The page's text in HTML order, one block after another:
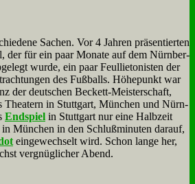
Sa­chen. Vor 4 Jah­ren prä­sen­tier­ten
der für ein paar Mo­na­te auf dem Nürn­ber­
wur­de, ein paar Feul­lie­to­ni­sten der
des Fuß­balls. Hö­he­punkt war
der deut­schen Beckett-Mei­ster­schaft,
Thea­tern in Stutt­gart, Mün­chen und Nürn­
End­spiel in Stutt­gart nur ei­ne Halb­zeit
in Mün­chen in den Schluß­mi­nu­ten dar­auf,
ein­ge­wech­selt wird. Schon lan­ge her,
ver­gnüg­li­cher Abend.